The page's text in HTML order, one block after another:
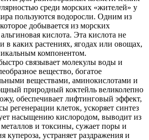
среди морских «жителей» у
пользуются водоросли. Одним из
добывается из морских
кислота. Эта кислота не
в каких растениях, ягодах или овощах,
компонентом.
связывает молекулы воды и
вещество, богатое
веществами, аминокислотами и
природный коктейль великолепно
обеспечивает лифтинговый эффект,
регенерации клеток, ускоряет синтез
насыщению кислородом, выводит из
и токсины, сужает поры и
купероза, устраняет раздражения и